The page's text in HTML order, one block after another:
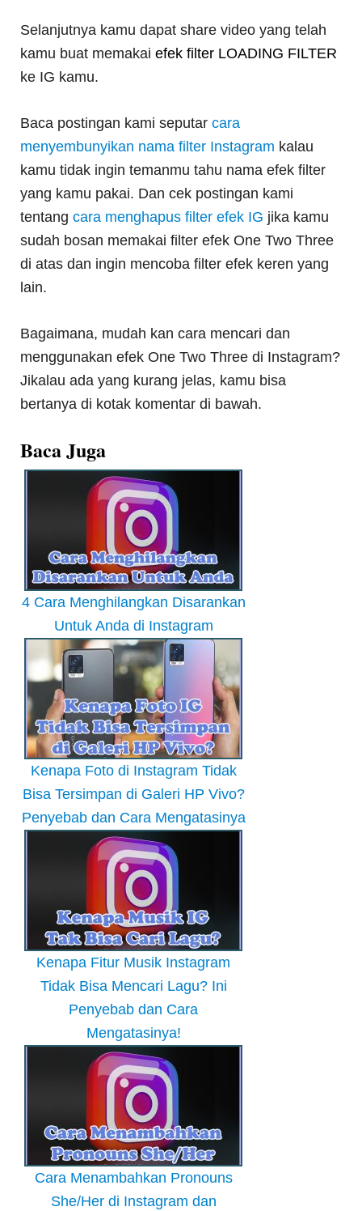
Selanjutnya kamu dapat share video yang telah
kamu buat memakaiefek filter LOADING FILTER
ke IG kamu.
Baca postingan kami seputarcara
menyembunyikan nama filter Instagram kalau
kamu tidak ingin temanmu tahu nama efek filter
yang kamu pakai. Dan cek postingan kami
tentangcara menghapus filter efek IG jika kamu
sudah bosan memakai filter efek One Two Three
di atas dan ingin mencoba filter efek keren yang
lain.
Bagaimana, mudah kan cara mencari dan
menggunakan efek One Two Three di Instagram?
Jikalau ada yang kurang jelas, kamu bisa
bertanya di kotak komentar di bawah.
Baca Juga
4 Cara Menghilangkan Disarankan
Untuk Anda di Instagram
Kenapa Foto di Instagram Tidak
Bisa Tersimpan di Galeri HP Vivo?
Penyebab dan Cara Mengatasinya
Kenapa Fitur Musik Instagram
Tidak Bisa Mencari Lagu? Ini
Penyebab dan Cara
Mengatasinya!
Cara Menambahkan Pronouns
She/Her di Instagram dan